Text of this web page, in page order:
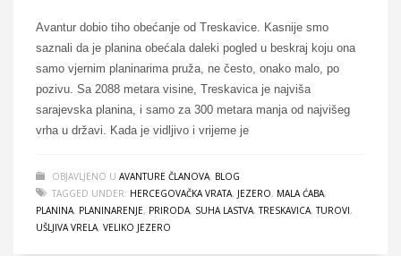
Avantur dobio tiho obećanje od Treskavice. Kasnije smo
saznali da je planina obećala daleki pogled u beskraj koju ona
samo vjernim planinarima pruža, ne često, onako malo, po
pozivu. Sa 2088 metara visine, Treskavica je najviša
sarajevska planina, i samo za 300 metara manja od najvišeg
vrha u državi. Kada je vidljivo i vrijeme je
OBJAVLJENO U AVANTURE ČLANOVA, BLOG
TAGGED UNDER: HERCEGOVAČKA VRATA, JEZERO, MALA ĆABA,
PLANINA, PLANINARENJE, PRIRODA, SUHA LASTVA,TRESKAVICA,TUROVI,
UŠLJIVA VRELA, VELIKO JEZERO